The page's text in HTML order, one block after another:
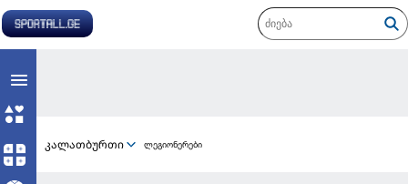
კალათბურთი ლეგიონერები